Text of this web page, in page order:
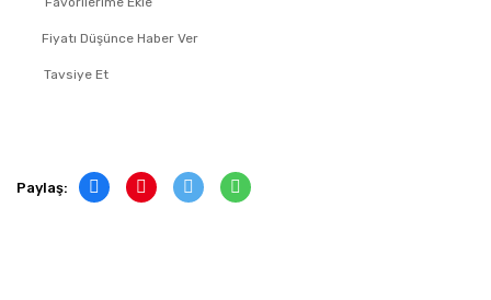
Fiyatı Düşünce Haber Ver
Tavsiye Et
Paylaş: